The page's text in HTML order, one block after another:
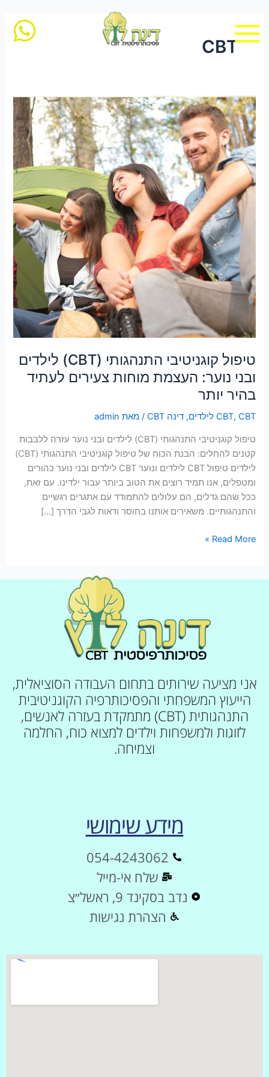
CBT
טיפול קוגניטיבי התנהגותי (CBT) לילדים
ובני נוער: העצמת מוחות צעירים לעתיד
בהיר יותר
CBT, CBT לילדים ,דינה CBT / מאת admin
טיפול קוגניטיבי התנהגותי (CBT) לילדים ובני נוער עזרה ללבבות
קטנים להחלים: הבנת הכוח של טיפול קוגניטיבי התנהגותי (CBT)
לילדים טיפול CBT לילדים ונוער CBT לילדים ובני נוער כהורים
ומטפלים, אנו תמיד רוצים את הטוב ביותר עבור ילדינו. עם זאת,
ככל שהם גדלים, הם עלולים להתמודד עם אתגרים רגשיים
והתנהגותיים. משאירים אותנו בחוסר ודאות לגבי הדרך […]
טיפול
קוגניטיבי
התנהגותי
(CBT)
לילדים
ובני
נוער:
העצמת
מוחות
צעירים
לעתיד
בהיר
יותר
Read More »
אני מציעה שירותים בתחום העבודה הסוציאלית,
הייעוץ המשפחתי והפסיכותרפיה הקוגניטיבית
התנהגותית (CBT) מתמקדת בעזרה לאנשים,
לזוגות ולמשפחות וילדים למצוא כוח, החלמה
וצמיחה.
מידע שימושי
054-4243062
שלח אי-מייל
נדב בסקינד 9, ראשל״צ
הצהרת נגישות